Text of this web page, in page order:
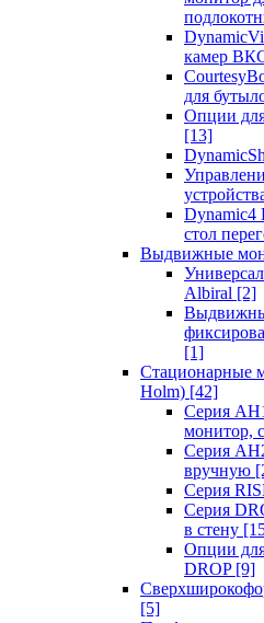
камер
для
Опции
[13]
Dynamic4
стол
Выдвижные
Albiral [2]
[1]
Стационарные
Holm) [42]
Серия
монитор,
Серия
вручную
Серия
Серия
в стену
Опции
DROP [9]
[5]